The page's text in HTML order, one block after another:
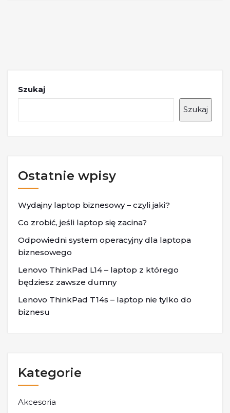
Szukaj
Szukaj
Ostatnie wpisy
Wydajny laptop biznesowy – czyli jaki?
Co zrobić, jeśli laptop się zacina?
Odpowiedni system operacyjny dla laptopa
biznesowego
Lenovo ThinkPad L14 – laptop z którego
będziesz zawsze dumny
Lenovo ThinkPad T14s – laptop nie tylko do
biznesu
Kategorie
Akcesoria